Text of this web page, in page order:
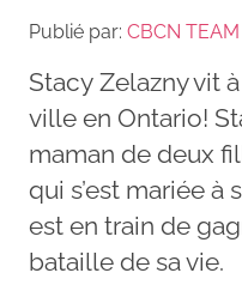
Publié par: CBCN TEAM
Stacy Zelazny vit
ville en Ontario!
maman de deux
qui s’est mariée
est en train de
bataille de sa vie.